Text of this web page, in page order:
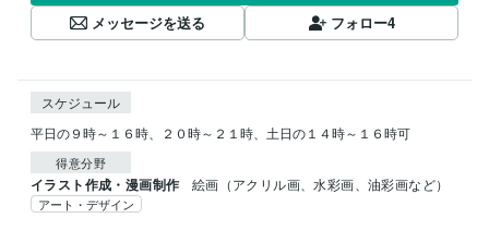
メッセージを送る
フォロー4
スケジュール
平日の９時～１６時、２０時～２１時、土日の１４時～１６時可
得意分野
イラスト作成・漫画制作 絵画（アクリル画、水彩画、油彩画など）
アート・デザイン